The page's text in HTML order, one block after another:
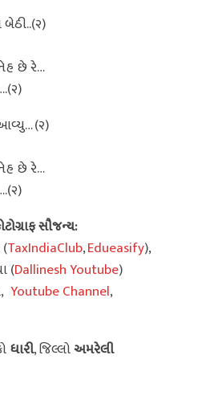
છે રે…
(૨)
છે રે…
સૌજન્ય:
TaxIndiaClub,Edueasify),
(Dallinesh Youtube)
Youtube Channel,
ધારી, જિલ્લોઅમરેલી